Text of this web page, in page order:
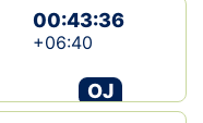
00:43:36
+06:40
OJ